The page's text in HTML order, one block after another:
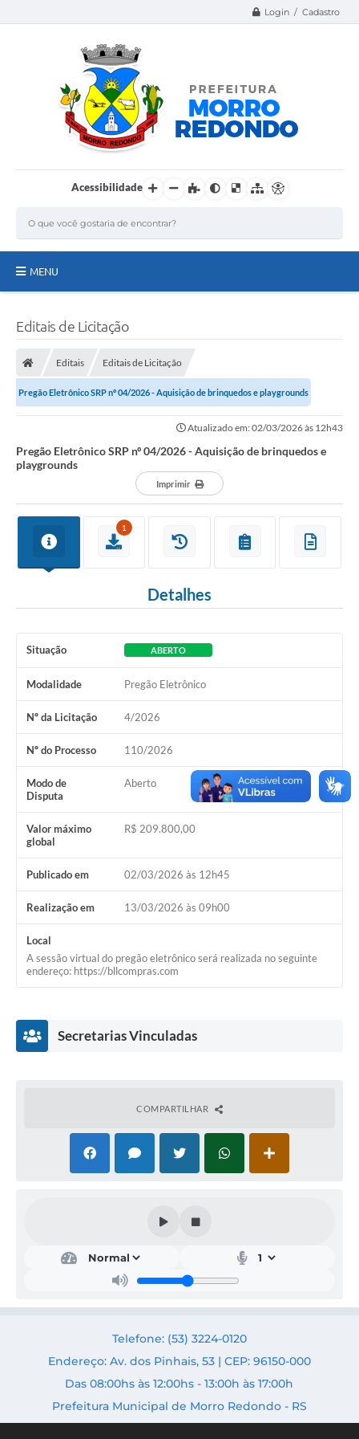
Login / Cadastro
Acessibilidade
MENU
Secretarias
Serviços Online
Ouvidoria
Transparência
Agenda
Acesso Rápido
Editais
Carta de Serviços
Arquivos para Download
Galeria de Vídeos
Projetos
Links
R.H
SIC
Editais de Licitação
Editais Editais de Licitação
Pregão Eletrônico SRP nº 04/2026 - Aquisição de brinquedos e playgrounds
Atualizado em: 02/03/2026 às 12h43
Pregão Eletrônico SRP nº 04/2026 - Aquisição de brinquedos e
playgrounds
Imprimir
1
Detalhes
Situação ABERTO
Modalidade Pregão Eletrônico
Nº da Licitação 4/2026
Nº do Processo 110/2026
Modo de
Disputa
Aberto
Valor máximo
global
R$ 209.800,00
Publicado em 02/03/2026 às 12h45
Realização em 13/03/2026 às 09h00
Local
A sessão virtual do pregão eletrônico será realizada no seguinte
endereço: https://bllcompras.com
Secretarias Vinculadas
as,
o
Secr
etári
o:
COMPARTILHAR
Telefone: (53) 3224-0120
Endereço: Av. dos Pinhais, 53 | CEP: 96150-000
Das 08:00hs às 12:00hs - 13:00h às 17:00h
Prefeitura Municipal de Morro Redondo - RS